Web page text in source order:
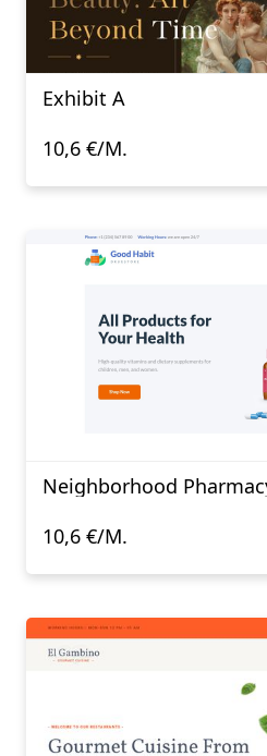
Exhibit A
10,6 €/M.
Neighborhood
10,6 €/M.